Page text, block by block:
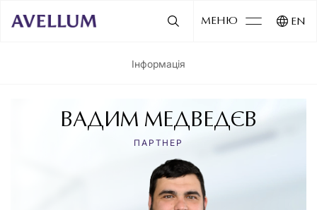
МЕНЮ EN
Інформація
ВАДИМ МЕДВЕДЄВ
ПАРТНЕР